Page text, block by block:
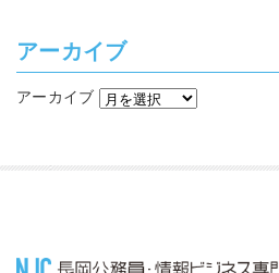
アーカイブ
アーカイブ